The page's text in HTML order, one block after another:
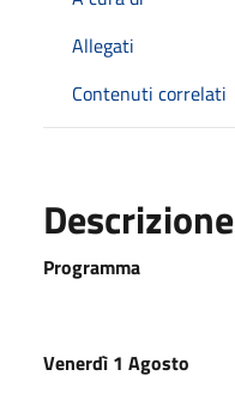
Allegati
Contenuti correlati
Descrizione
Programma
Venerdì 1 Agosto